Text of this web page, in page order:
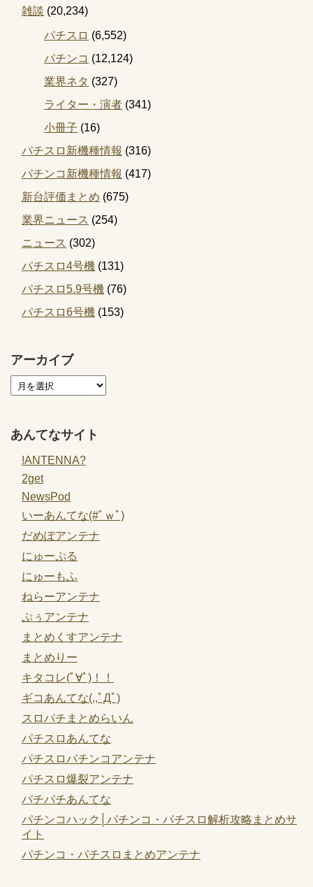
雑談 (20,234)
パチスロ (6,552)
パチンコ (12,124)
業界ネタ (327)
ライター・演者 (341)
小冊子 (16)
パチスロ新機種情報 (316)
パチンコ新機種情報 (417)
新台評価まとめ (675)
業界ニュース (254)
ニュース (302)
パチスロ4号機 (131)
パチスロ5.9号機 (76)
パチスロ6号機 (153)
アーカイブ
あんてなサイト
!ANTENNA?
2get
NewsPod
いーあんてな(#ﾟｗﾟ)
だめぽアンテナ
にゅーぷる
にゅーもふ
ねらーアンテナ
ぷぅアンテナ
まとめくすアンテナ
まとめりー
キタコレ(ﾟ∀ﾟ)！！
ギコあんてな(,,ﾟДﾟ)
スロパチまとめらいん
パチスロあんてな
パチスロパチンコアンテナ
パチスロ爆裂アンテナ
パチパチあんてな
パチンコハック│パチンコ・パチスロ解析攻略まとめサ
イト
パチンコ・パチスロまとめアンテナ